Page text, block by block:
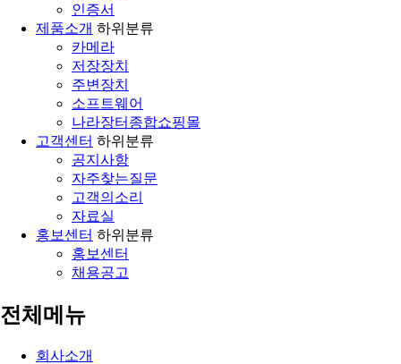
인증서
제품소개 하위분류
카메라
저장장치
주변장치
소프트웨어
나라장터종합쇼핑몰
고객센터 하위분류
공지사항
자주찾는질문
고객의소리
자료실
홍보센터 하위분류
홍보센터
채용공고
전체메뉴
회사소개